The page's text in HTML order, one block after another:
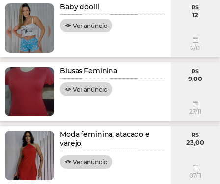
Baby doolll
Ver anúncio
R$
12
12/01
Blusas Feminina
Ver anúncio
R$
9,00
27/11
Moda feminina, atacado e
varejo.
Ver anúncio
R$
23,00
07/11